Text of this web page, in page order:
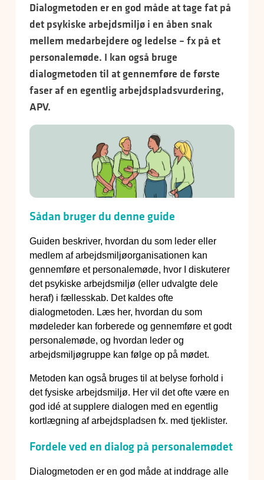
Dialogmetoden er en god måde at tage fat på
det psykiske arbejdsmiljø i en åben snak
mellem medarbejdere og ledelse – fx på et
personalemøde. I kan også bruge
dialogmetoden til at gennemføre de første
faser af en egentlig arbejdspladsvurdering,
APV.
Sådan bruger du denne guide
Guiden beskriver, hvordan du som leder eller
medlem af arbejdsmiljøorganisationen kan
gennemføre et personalemøde, hvor I diskuterer
det psykiske arbejdsmiljø (eller udvalgte dele
heraf) i fællesskab. Det kaldes ofte
dialogmetoden. Læs her, hvordan du som
mødeleder kan forberede og gennemføre et godt
personalemøde, og hvordan leder og
arbejdsmiljøgruppe kan følge op på mødet.
Metoden kan også bruges til at belyse forhold i
det fysiske arbejdsmiljø. Her vil det ofte være en
god idé at supplere dialogen med en egentlig
kortlægning af arbejdspladsen fx. med tjeklister.
Fordele ved en dialog på personalemødet
Dialogmetoden er en god måde at inddrage alle